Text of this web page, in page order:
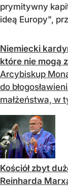
prymitywny
ideą Europy",
Niemiecki
które nie mogą
Arcybiskup
do
małżeństwa, w
Kościół zbyt
Reinharda